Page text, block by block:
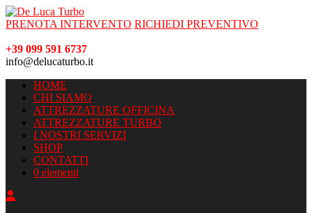
PRENOTA INTERVENTO RICHIEDI PREVENTIVO
+39 099 591 6737
info@delucaturbo.it
HOME
CHI SIAMO
ATTREZZATURE OFFICINA
ATTREZZATURE TURBO
I NOSTRI SERVIZI
SHOP
CONTATTI
0 elementi